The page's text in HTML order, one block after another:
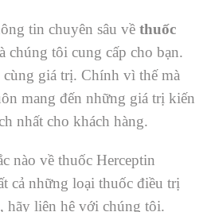
tin chuyên sâu về thuốc
chúng tôi cung cấp cho bạn.
cùng giá trị. Chính vì thế mà
mang đến những giá trị kiến
nhất cho khách hàng.
nào về thuốc Herceptin
cả những loại thuốc điều trị
hãy liên hệ với chúng tôi.